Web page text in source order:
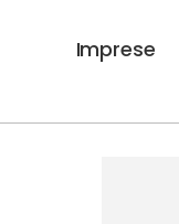
Imprese